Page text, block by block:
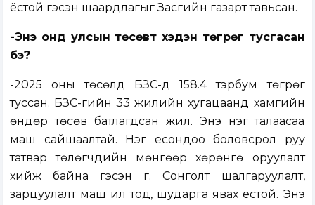
ёстой гэсэн шаардлагыг Засгийн газарт тавьсан.
-Энэ онд улсын төсөвт хэдэн төгрөг тусгасан
бэ?
-2025 оны төсөлд БЗС-д 158.4 тэрбум төгрөг
туссан. БЗС-гийн 33 жилийн хугацаанд хамгийн
өндөр төсөв батлагдсан жил. Энэ нэг талаасаа
маш сайшаалтай. Нэг ёсондоо боловсрол руу
татвар төлөгчдийн мөнгөөр хөрөнгө оруулалт
хийж байна гэсэн үг. Сонголт шалгаруулалт,
зарцуулалт маш ил тод, шударга явах ёстой. Энэ